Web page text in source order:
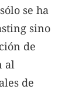
se ha
sino
de
al
de